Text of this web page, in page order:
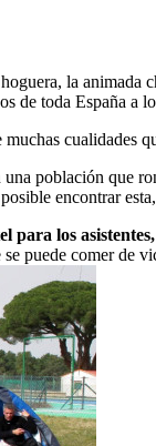
la
de toda España a
cualidades
una población que
encontrar
para los asistentes,
puede comer de